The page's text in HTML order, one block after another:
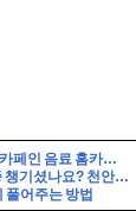
바리스타룰스 오르조 블랙 무카페인 음료 홈카페 활용 및 솔직 시음 후기
여름방학, 우리 아이 예방접종 챙기셨나요? 천안시 무료접종 안내
풀어주는 방법